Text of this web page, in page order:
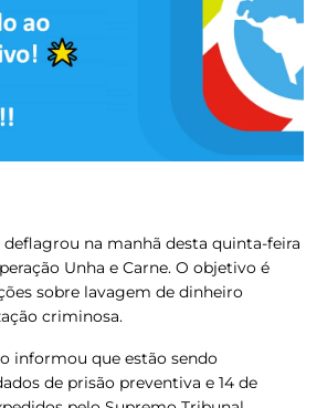
deflagrou na manhã desta quinta-feira
Unha e Carne. O objetivo é
sobre lavagem de dinheiro
criminosa.
informou que estão sendo
de prisão preventiva e 14 de